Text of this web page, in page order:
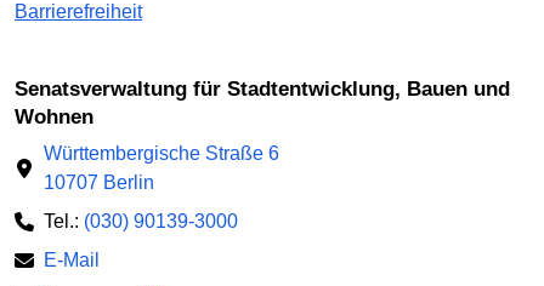
Barrierefreiheit
Senatsverwaltung für Stadtentwicklung, Bauen und
Wohnen
Württembergische Straße 6
10707 Berlin
Tel.: (030) 90139-3000
E-Mail